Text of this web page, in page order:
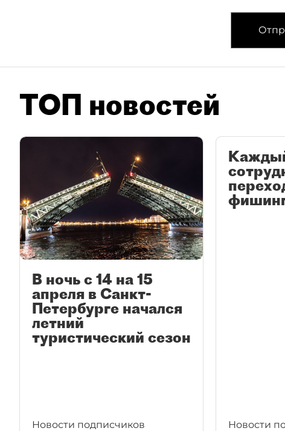
ТОП новостей
В ночь с 14 на 15
апреля в Санкт-
Петербурге начался
летний
туристический сезон
Новости подписчиков Новости